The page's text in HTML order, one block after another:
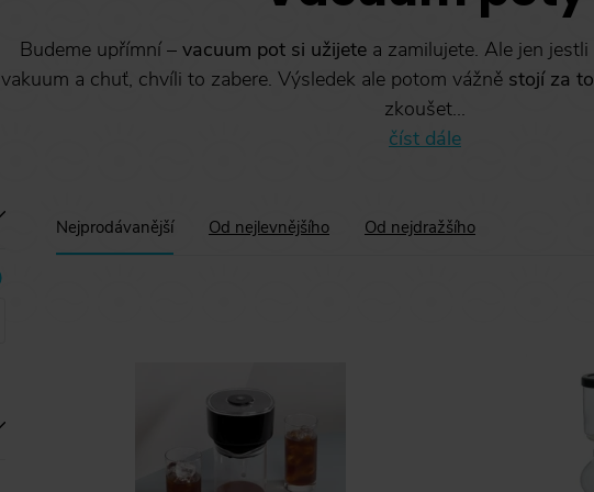
Budeme upřímní – vacuum pot si užijetea zamilujete. Ale jen jestli
vakuum a chuť, chvíli to zabere. Výsledek ale potom vážně stojí za to
zkoušet...
číst dále
Nejprodávanější Od nejlevnějšího Od nejdražšího